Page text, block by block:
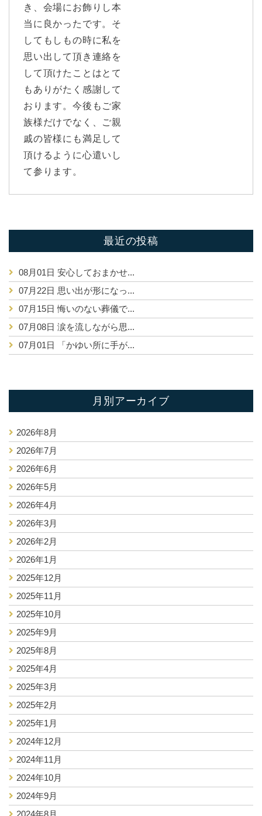
き、会場にお飾りし本
当に良かったです。そ
してもしもの時に私を
思い出して頂き連絡を
して頂けたことはとて
もありがたく感謝して
おります。今後もご家
族様だけでなく、ご親
戚の皆様にも満足して
頂けるように心遣いし
て参ります。
最近の投稿
08月01日 安心しておまかせ...
07月22日 思い出が形になっ...
07月15日 悔いのない葬儀で...
07月08日 涙を流しながら思...
07月01日
「かゆい所に手が...
月別アーカイブ
2026年8月
2026年7月
2026年6月
2026年5月
2026年4月
2026年3月
2026年2月
2026年1月
2025年12月
2025年11月
2025年10月
2025年9月
2025年8月
2025年4月
2025年3月
2025年2月
2025年1月
2024年12月
2024年11月
2024年10月
2024年9月
2024年8月